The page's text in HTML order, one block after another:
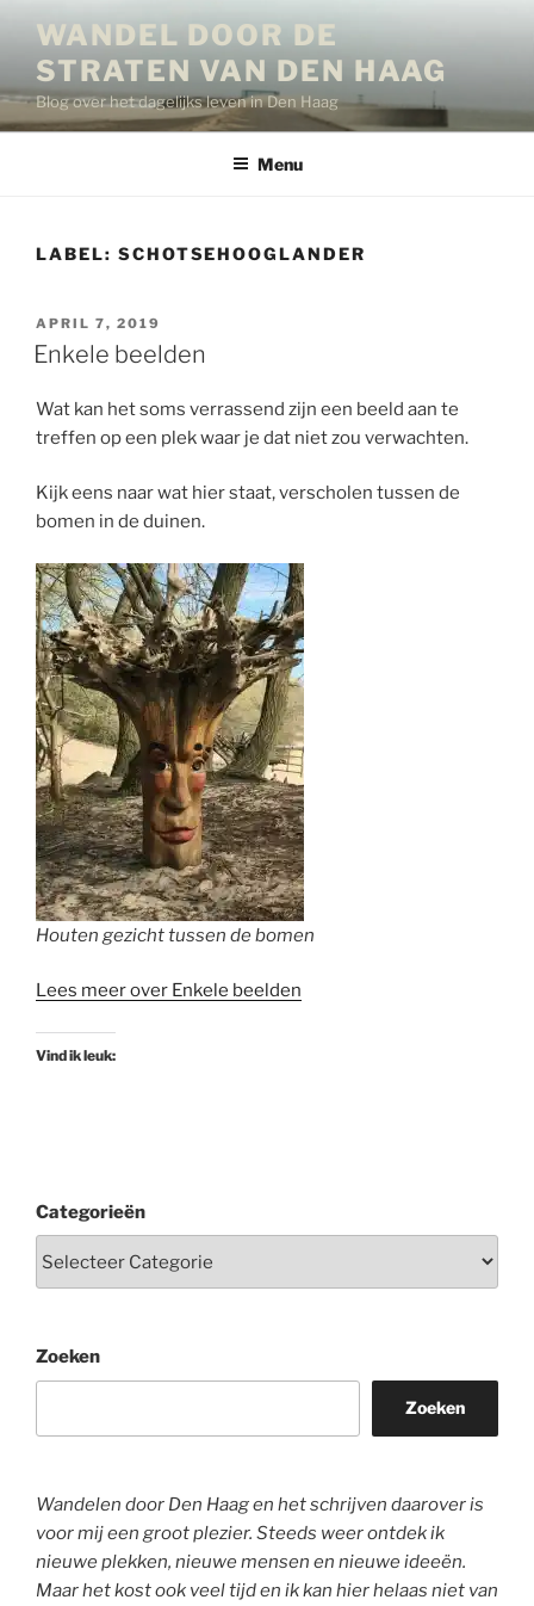
inhoud
WANDEL DOOR DE
STRATEN VAN DEN HAAG
Blog over het dagelijks leven in Den Haag
Menu
LABEL: SCHOTSEHOOGLANDER
GEPLAATST
OP
APRIL 7, 2019
Enkele beelden
Wat kan het soms verrassend zijn een beeld aan te
treffen op een plek waar je dat niet zou verwachten.
Kijk eens naar wat hier staat, verscholen tussen de
bomen in de duinen.
Houten gezicht tussen de bomen
Lees meer over Enkele beelden
Vind ik leuk:
Categorieën
Zoeken
Zoeken
Wandelen door Den Haag en het schrijven daarover is
voor mij een groot plezier. Steeds weer ontdek ik
nieuwe plekken, nieuwe mensen en nieuwe ideeën.
Maar het kost ook veel tijd en ik kan hier helaas niet van